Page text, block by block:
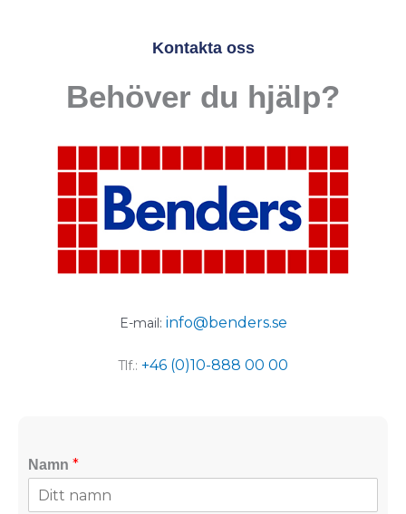
Kontakta oss
Behöver du hjälp?
E-mail: info@benders.se
Tlf.: +46 (0)10-888 00 00
Namn *